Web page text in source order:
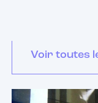
Voir toutes